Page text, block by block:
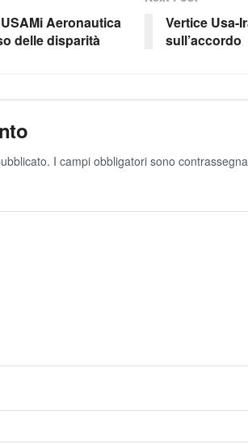
Aeronautica
delle disparità
Vertice Usa-
sull’accordo
I campi obbligatori sono